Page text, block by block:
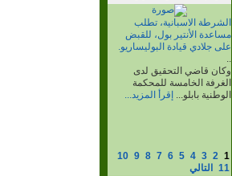
جرائم القيادة الجلاد ابيشة
لحول..
..
لدى المخابرات الجزائرية، لم
يطلق ولو رصاصة واحدة في
حياته لا ضد...إقرأ المزيد...
1
2
3
4
5
6
7
8
9
10
11
التالي